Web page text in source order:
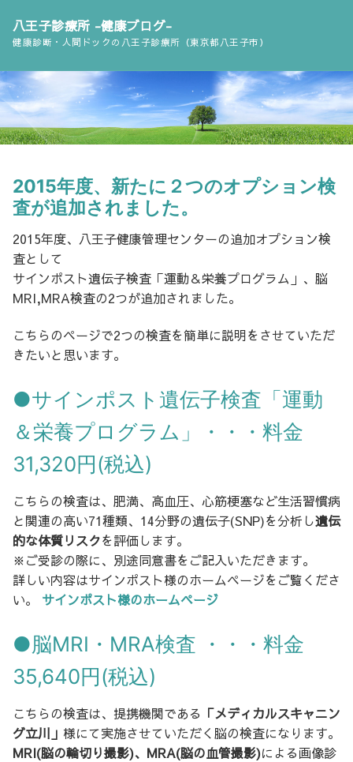
ン
ツ
へ
ス
キ
八王子診療所 -健康ブログ-
健康診断・人間ドックの八王子診療所（東京都八王子市）
2015年度、新たに２つのオプション検
査が追加されました。
2015年度、八王子健康管理センターの追加オプション検
査として
サインポスト遺伝子検査「運動＆栄養プログラム」、脳
MRI,MRA検査の2つが追加されました。
こちらのページで2つの検査を簡単に説明をさせていただ
きたいと思います。
●サインポスト遺伝子検査「運動
＆栄養プログラム」・・・料金
31,320円(税込)
こちらの検査は、肥満、高血圧、心筋梗塞など生活習慣病
と関連の高い71種類、14分野の遺伝子(SNP)を分析し遺伝
的な体質リスクを評価します。
※ご受診の際に、別途同意書をご記入いただきます。
詳しい内容はサインポスト様のホームページをご覧くださ
い。 サインポスト様のホームページ
●脳MRI・MRA検査 ・・・料金
35,640円(税込)
こちらの検査は、提携機関である 「メディカルスキャニン
グ立川」 様にて実施させていただく脳の検査になります。
MRI(脳の輪切り撮影)、MRA(脳の血管撮影)による画像診